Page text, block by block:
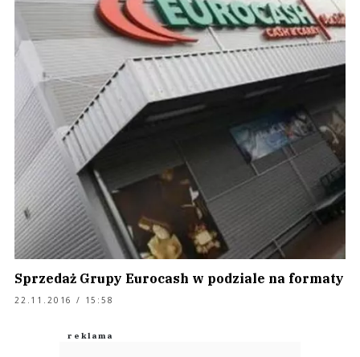
Sprzedaż Grupy Eurocash w podziale na formaty
22.11.2016 / 15:58